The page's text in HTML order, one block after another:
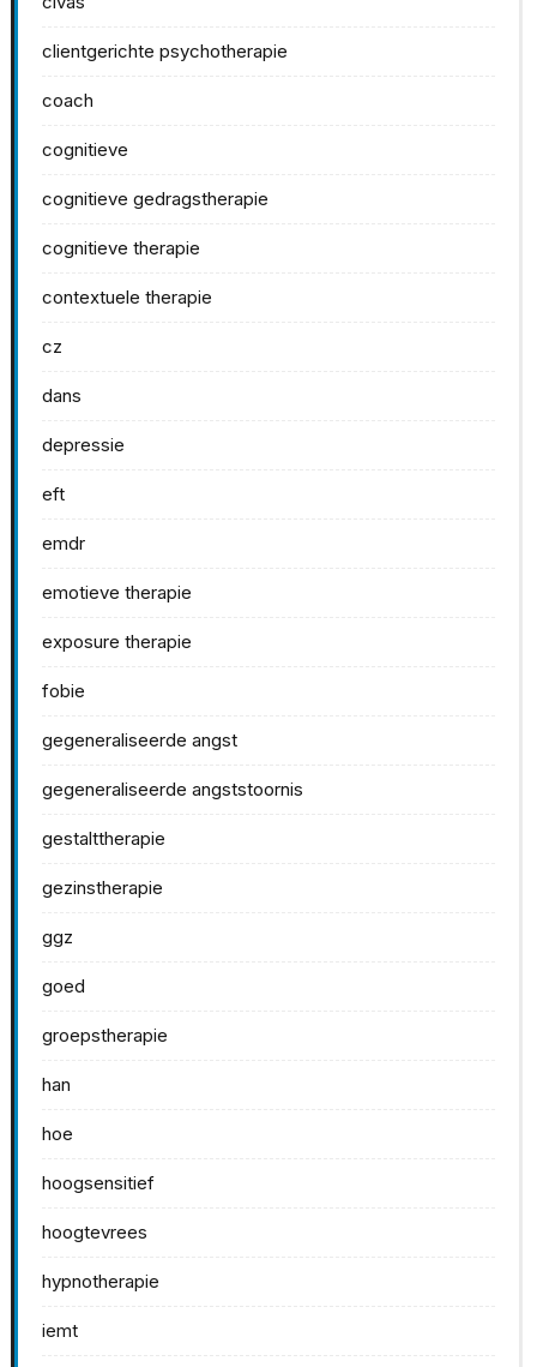
clientgerichte psychotherapie
coach
cognitieve
cognitieve gedragstherapie
cognitieve therapie
contextuele therapie
cz
dans
depressie
eft
emdr
emotieve therapie
exposure therapie
fobie
gegeneraliseerde angst
gegeneraliseerde angststoornis
gestalttherapie
gezinstherapie
ggz
goed
groepstherapie
han
hoe
hoogsensitief
hoogtevrees
hypnotherapie
iemt